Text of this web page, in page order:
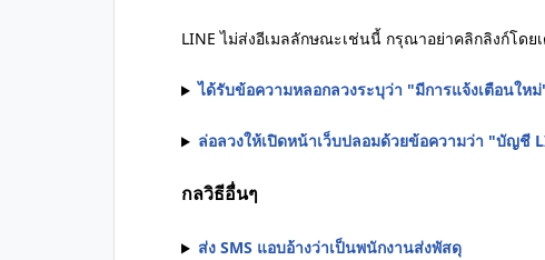
LINE ไม่ส่งอีเมลลักษณะเช่นนี้ กรุณาอย่าคลิกลิงก์โดย
ได้รับข้อความหลอกลวงระบุว่า "มีการแจ้งเตือนให
ล่อลวงให้เปิดหน้าเว็บปลอมด้วยข้อความว่า "บัญ
กลวิธีอื่นๆ
ส่ง SMS แอบอ้างว่าเป็นพนักงานส่งพัสดุ